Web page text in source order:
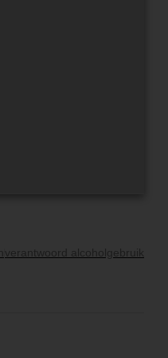
verantwoord alcoholgebruik